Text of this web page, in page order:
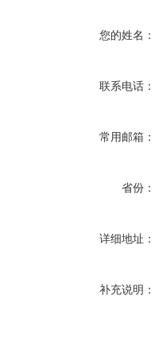
您的姓名：
联系电话：
常用邮箱：
省份：
详细地址：
补充说明：